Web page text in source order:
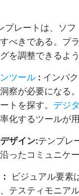
プレートは、ソ
べきである。ブ
を調整できるよう
ツール : インパ
察が必要になる
トを探す。 デジ
化するツールが
ザイン:テンプレ
ったコミュニケ
ビジュアル要素
テスティモニア